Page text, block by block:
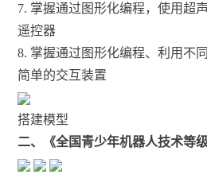
7. 掌握通过图形化编程，使用超
遥控器
8. 掌握通过图形化编程、利用不
简单的交互装置
搭建模型
二、《全国青少年机器人技术等